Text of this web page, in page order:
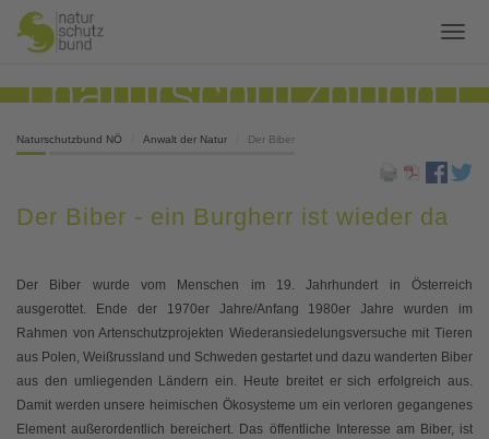
Naturschutzbund NÖ Anwalt der Natur Der Biber
Der Biber - ein Burgherr ist wieder da
Der Biber wurde vom Menschen im 19. Jahrhundert in Österreich
ausgerottet. Ende der 1970er Jahre/Anfang 1980er Jahre wurden im
Rahmen von Artenschutzprojekten Wiederansiedelungsversuche mit Tieren
aus Polen, Weißrussland und Schweden gestartet und dazu wanderten Biber
aus den umliegenden Ländern ein. Heute breitet er sich erfolgreich aus.
Damit werden unsere heimischen Ökosysteme um ein verloren gegangenes
Element außerordentlich bereichert. Das öffentliche Interesse am Biber, ist